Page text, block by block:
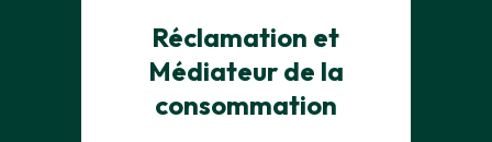
Réclamation et
Médiateur de la
consommation